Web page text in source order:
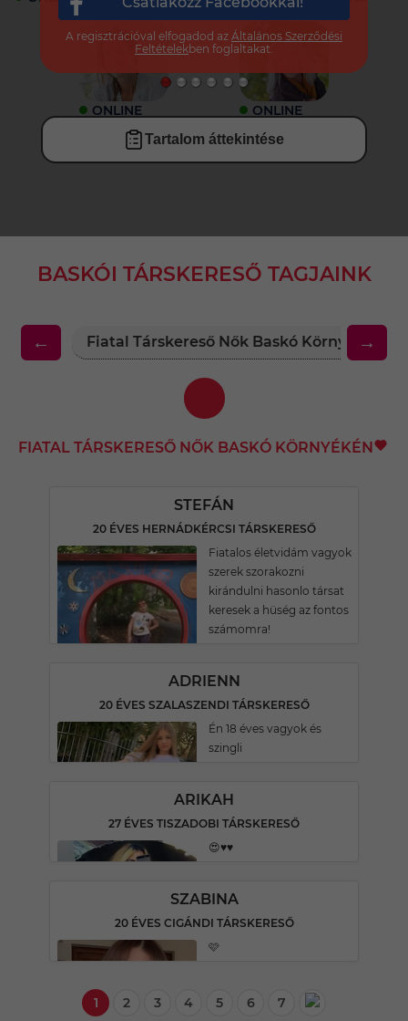
ONLINE ONLINE
Tartalom áttekintése
BASKÓI TÁRSKERESŐ TAGJAINK
← Fiatal Társkereső Nők Baskó Környékén
→
FIATAL TÁRSKERESŐ NŐK BASKÓ KÖRNYÉKÉN
STEFÁN
20 ÉVES HERNÁDKÉRCSI TÁRSKERESŐ
Fiatalos életvidám vagyok
szerek szorakozni
kirándulni hasonlo társat
keresek a hüség az fontos
számomra!
ADRIENN
20 ÉVES SZALASZENDI TÁRSKERESŐ
Én 18 éves vagyok és
szingli
ARIKAH
27 ÉVES TISZADOBI TÁRSKERESŐ
😍♥️♥️
SZABINA
20 ÉVES CIGÁNDI TÁRSKERESŐ
🩷
1 2 3 4 5 6 7
A regisztrációval elfogadod az Általános Szerződési
Feltételekben foglaltakat.